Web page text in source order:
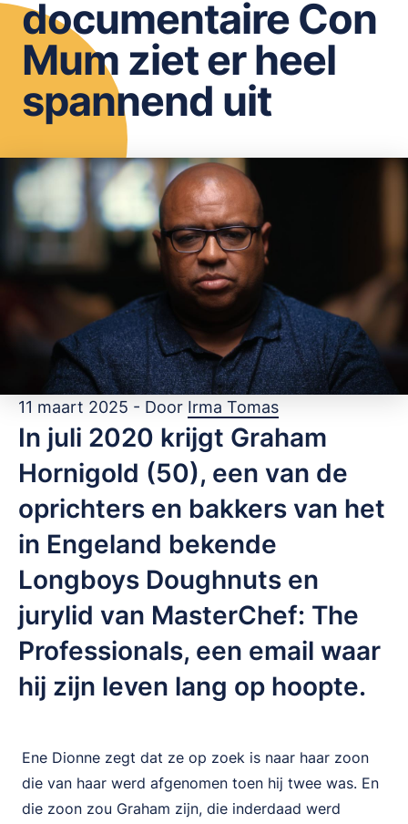
OPSLAAN
documentaire Con
Mum ziet er heel
spannend uit
11 maart 2025 - Door Irma Tomas
In juli 2020 krijgt Graham
Hornigold (50), een van de
oprichters en bakkers van het
in Engeland bekende
Longboys Doughnuts en
jurylid van MasterChef: The
Professionals, een email waar
hij zijn leven lang op hoopte.
Ene Dionne zegt dat ze op zoek is naar haar zoon
die van haar werd afgenomen toen hij twee was. En
die zoon zou Graham zijn, die inderdaad werd